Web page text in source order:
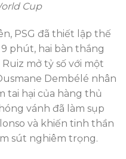
Cup
PSG đã thiết lập thế
phút, hai bàn thắng
mở tỷ số với một
Dembélé nhân
tai hại của hàng thủ
vánh đã làm sụp
và khiến tinh thần
sút nghiêm trọng.